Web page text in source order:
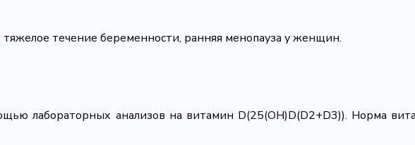
течение беременности, ранняя менопауза у женщин.
лабораторных анализов на витамин D(25(OH)D(D2+D3)). Норма